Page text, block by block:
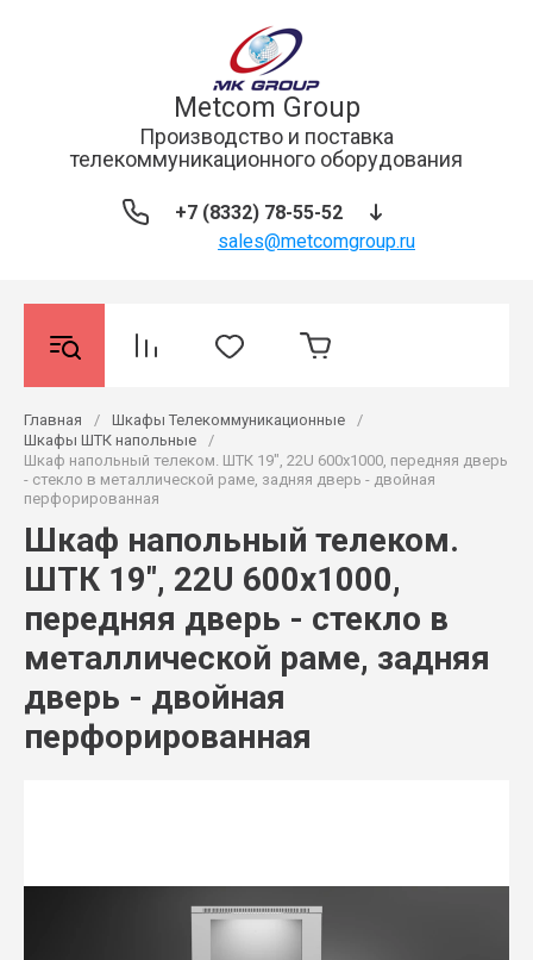
Metcom Group
Производство и поставка
телекоммуникационного оборудования
+7 (8332) 78-55-52
sales@metcomgroup.ru
Главная / Шкафы Телекоммуникационные
/
Шкафы ШТК напольные
/
Шкаф напольный телеком. ШТК 19", 22U 600x1000, передняя дверь
- стекло в металлической раме, задняя дверь - двойная
перфорированная
Шкаф напольный телеком.
ШТК 19", 22U 600x1000,
передняя дверь - стекло в
металлической раме, задняя
дверь - двойная
перфорированная